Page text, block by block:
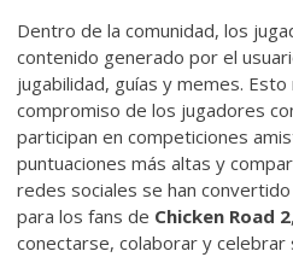
Dentro de la comunidad, los
contenido generado por el
jugabilidad, guías y memes.
compromiso de los jugadores
participan en competiciones
puntuaciones más altas y
redes sociales se han
para los fans de Chicken Road 2
conectarse, colaborar y celebrar